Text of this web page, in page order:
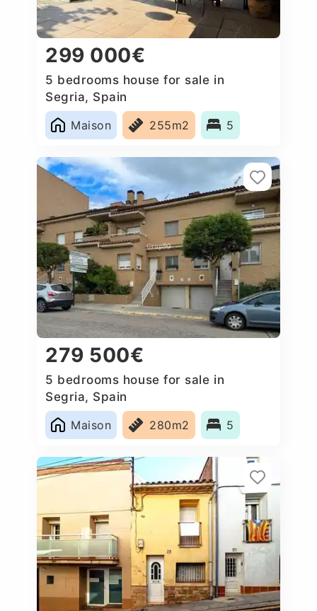
299 000€
5 bedrooms house for sale in
Segria, Spain
Maison
255m2 5
279 500€
5 bedrooms house for sale in
Segria, Spain
Maison
280m2 5